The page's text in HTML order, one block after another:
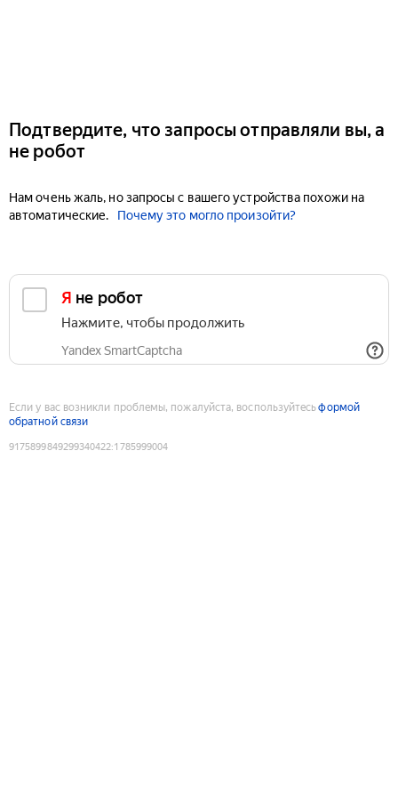
Подтвердите, что запросы отправляли вы, а
не робот
Нам очень жаль, но запросы с вашего устройства похожи на
автоматические.
Почему это могло произойти?
Я не робот
Нажмите, чтобы продолжить
Yandex SmartCaptcha
Если у вас возникли проблемы, пожалуйста, воспользуйтесьформой
обратной связи
9175899849299340422:1785999004